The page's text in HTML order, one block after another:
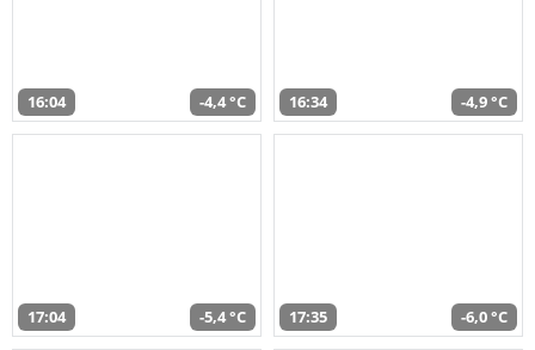
16:04 -4,4 °C 16:34 -4,9 °C
17:04 -5,4 °C 17:35 -6,0 °C